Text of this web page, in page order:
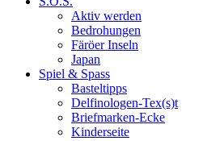
Aktiv werden
Bedrohungen
Färöer Inseln
Japan
Spiel & Spass
Basteltipps
Delfinologen-Tex(s)t
Briefmarken-Ecke
Kinderseite